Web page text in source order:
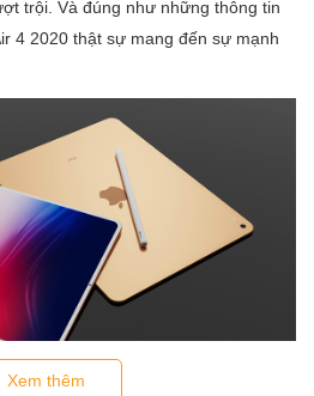
trội. Và đúng như những thông tin
4 2020 thật sự mang đến sự mạnh
Xem thêm